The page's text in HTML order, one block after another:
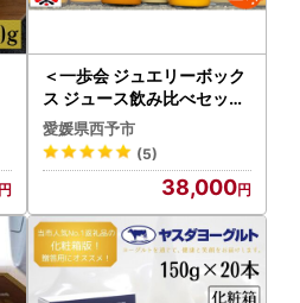
＜一歩会 ジュエリーボック
ス ジュース飲み比べセット
720ml×12本入り（果汁10
0%ストレートジュース）愛
媛 みかん＞ ミカン 柑橘 果
物 フルーツ 特産品 渡江か
ら一歩を踏み出す会 飲んで
応援 愛媛県 西予市【常温】
『令和8年5月より順次発送
』ATI0028
愛媛県西予市
(5)
38,000